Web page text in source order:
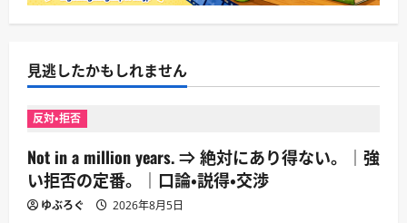
見逃したかもしれません
反対・拒否
Not in a million years. ⇒ 絶対にあり得ない。｜強
い拒否の定番。｜口論・説得・交渉
ゆぶろぐ 2026年8月5日